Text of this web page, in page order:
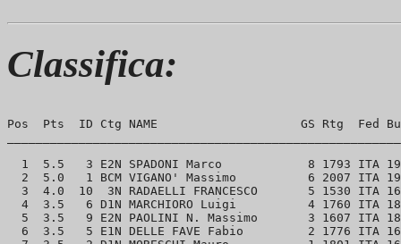
Classifica:
Pos  Pts  ID Ctg NAME                    GS Rtg  Fed
1  5.5   3 E2N SPADONI Marco            8 1793 ITA
2  5.0   1 BCM VIGANO' Massimo          6 2007 ITA
3  4.0  10  3N RADAELLI FRANCESCO       5 1530 ITA
4  3.5   6 D1N MARCHIORO Luigi          4 1760 ITA
5  3.5   9 E2N PAOLINI N. Massimo       3 1607 ITA
6  3.5   5 E1N DELLE FAVE Fabio         2 1776 ITA